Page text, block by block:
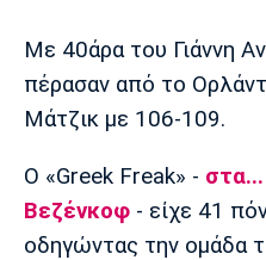
Πολιτισμός
Τραγούδια
Cine Spot
Running
Media
Πρόγραμμα TV
Ιωνικός
Με 40άρα του Γιάννη
πέρασαν από το
Μάτζικ με 106-109.
Ο «Greek Freak» -
Βεζένκοφ - είχε 41
οδηγώντας την ομάδα